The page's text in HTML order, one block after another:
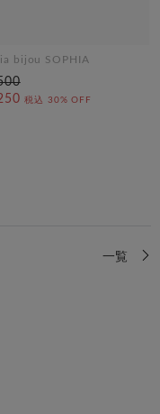
bijou SOPHIA
税込 30% OFF
一覧